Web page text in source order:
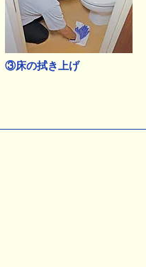
③床の拭き上げ